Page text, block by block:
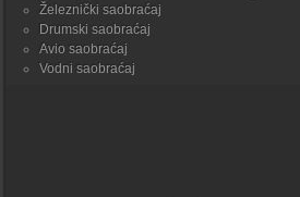
Železnički saobraćaj
Drumski saobraćaj
Avio saobraćaj
Vodni saobraćaj